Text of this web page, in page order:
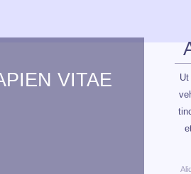
VITAE